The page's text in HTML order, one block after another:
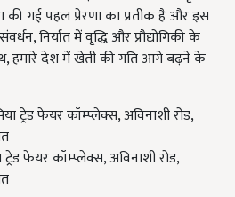
की गई पहल प्रेरणा का प्रतीक है और इस
निर्यात में वृद्धि और प्रौद्योगिकी के
हमारे देश में खेती की गति आगे बढ़ने के
फेयर कॉम्प्लेक्स, अविनाशी रोड,